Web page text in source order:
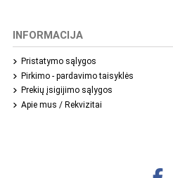
INFORMACIJA
Pristatymo sąlygos
Pirkimo - pardavimo taisyklės
Prekių įsigijimo sąlygos
Apie mus / Rekvizitai